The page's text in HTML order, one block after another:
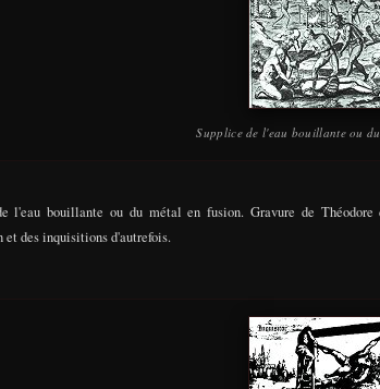
Supplice de l'eau bouillante ou
l'eau bouillante ou du métal en fusion. Gravure de
et des inquisitions d'autrefois.